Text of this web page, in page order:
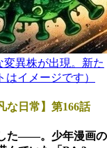
異株が出現。新た
イメージです）
な日常】第166話
た――。少年漫画の